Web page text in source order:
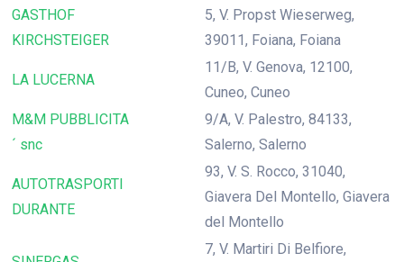
GASTHOF
KIRCHSTEIGER
5, V. Propst Wieserweg,
39011, Foiana, Foiana
LA LUCERNA
11/B, V. Genova, 12100,
Cuneo, Cuneo
M&M PUBBLICITA
´ snc
9/A, V. Palestro, 84133,
Salerno, Salerno
AUTOTRASPORTI
DURANTE
93, V. S. Rocco, 31040,
Giavera Del Montello, Giavera
del Montello
7, V. Martiri Di Belfiore,